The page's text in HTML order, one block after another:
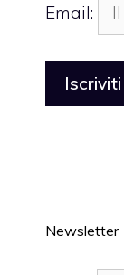
Email:
Newsletter